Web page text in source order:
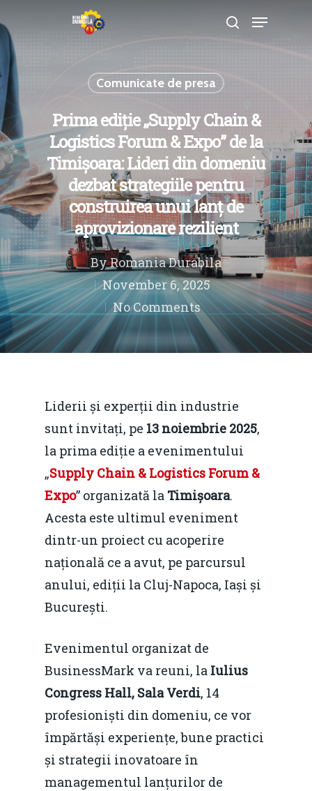
Hit enter to search or ESC to close
Comunicate de presa
Prima ediție „Supply Chain &
Logistics Forum & Expo” de la
Timișoara: Lideri din domeniu
dezbat strategiile pentru
construirea unui lanț de
aprovizionare rezilient
ByRomania Durabila
November 6, 2025
No Comments
Liderii și experții din industrie
sunt invitați, pe 13 noiembrie 2025,
la prima ediție a evenimentului
„Supply Chain & Logistics Forum &
Expo” organizată la Timișoara.
Acesta este ultimul eveniment
dintr-un proiect cu acoperire
națională ce a avut, pe parcursul
anului, ediții la Cluj-Napoca, Iași și
București.
Evenimentul organizat de
BusinessMark va reuni, la Iulius
Congress Hall, Sala Verdi, 14
profesioniști din domeniu, ce vor
împărtăși experiențe, bune practici
și strategii inovatoare în
managementul lanțurilor de